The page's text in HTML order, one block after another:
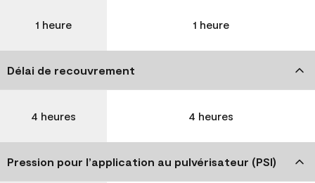
1 heure 1 heure
Délai de recouvrement
4 heures 4 heures
Pression pour l’application au pulvérisateur (PSI)